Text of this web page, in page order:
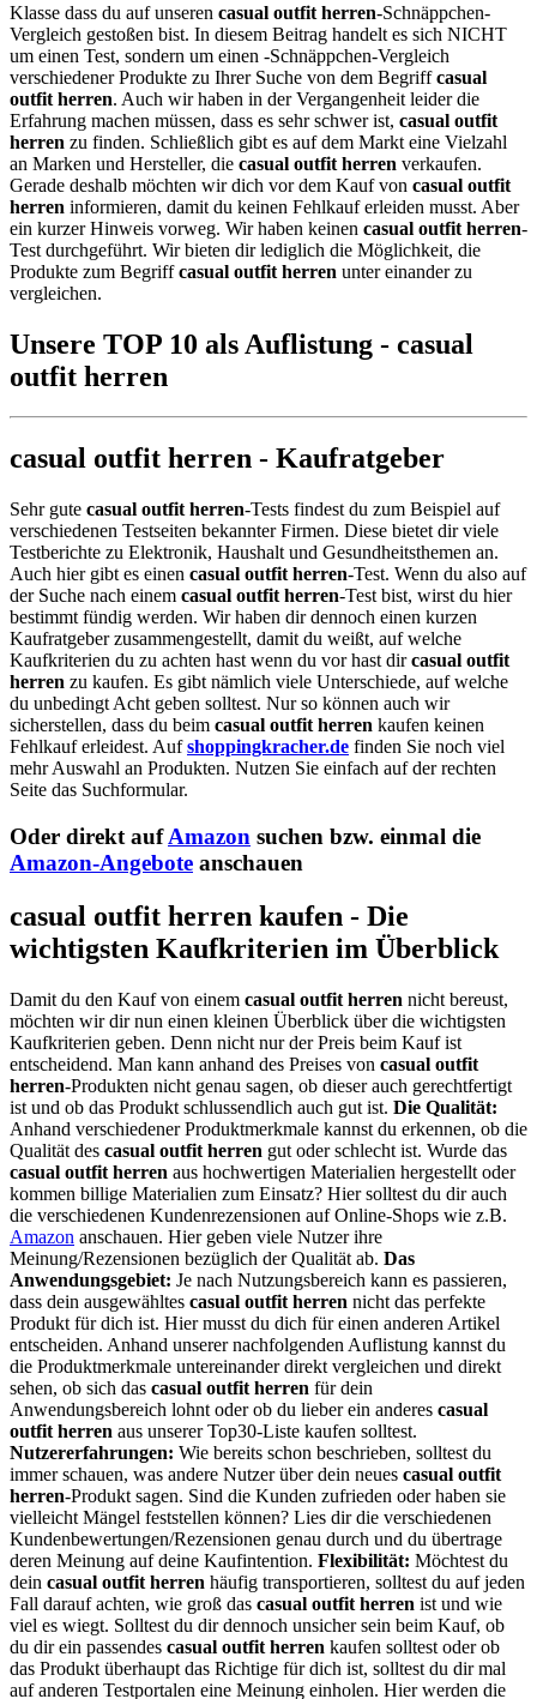
Klasse dass du auf unseren casual outfit herren-Schnäppchen-
Vergleich gestoßen bist. In diesem Beitrag handelt es sich NICHT
um einen Test, sondern um einen -Schnäppchen-Vergleich
verschiedener Produkte zu Ihrer Suche von dem Begriffcasual
outfit herren. Auch wir haben in der Vergangenheit leider die
Erfahrung machen müssen, dass es sehr schwer ist, casual outfit
herren zu finden. Schließlich gibt es auf dem Markt eine Vielzahl
an Marken und Hersteller, die casual outfit herren verkaufen.
Gerade deshalb möchten wir dich vor dem Kauf von casual outfit
herren informieren, damit du keinen Fehlkauf erleiden musst. Aber
ein kurzer Hinweis vorweg. Wir haben keinen casual outfit herren-
Test durchgeführt. Wir bieten dir lediglich die Möglichkeit, die
Produkte zum Begriffcasual outfit herren unter einander zu
vergleichen.
Unsere TOP 10 als Auflistung - casual
outfit herren
casual outfit herren - Kaufratgeber
Sehr gute casual outfit herren-Tests findest du zum Beispiel auf
verschiedenen Testseiten bekannter Firmen. Diese bietet dir viele
Testberichte zu Elektronik, Haushalt und Gesundheitsthemen an.
Auch hier gibt es einen casual outfit herren-Test. Wenn du also auf
der Suche nach einem casual outfit herren-Test bist, wirst du hier
bestimmt fündig werden. Wir haben dir dennoch einen kurzen
Kaufratgeber zusammengestellt, damit du weißt, auf welche
Kaufkriterien du zu achten hast wenn du vor hast dircasual outfit
herren zu kaufen. Es gibt nämlich viele Unterschiede, auf welche
du unbedingt Acht geben solltest. Nur so können auch wir
sicherstellen, dass du beim casual outfit herren kaufen keinen
Fehlkauf erleidest. Aufshoppingkracher.de finden Sie noch viel
mehr Auswahl an Produkten. Nutzen Sie einfach auf der rechten
Seite das Suchformular.
Oder direkt aufAmazon suchen bzw. einmal die
Amazon-Angebote anschauen
casual outfit herren kaufen - Die
wichtigsten Kaufkriterien im Überblick
Damit du den Kauf von einem casual outfit herren nicht bereust,
möchten wir dir nun einen kleinen Überblick über die wichtigsten
Kaufkriterien geben. Denn nicht nur der Preis beim Kauf ist
entscheidend. Man kann anhand des Preises von casual outfit
herren-Produkten nicht genau sagen, ob dieser auch gerechtfertigt
ist und ob das Produkt schlussendlich auch gut ist. Die Qualität:
Anhand verschiedener Produktmerkmale kannst du erkennen, ob die
Qualität des casual outfit herren gut oder schlecht ist. Wurde das
casual outfit herren aus hochwertigen Materialien hergestellt oder
kommen billige Materialien zum Einsatz? Hier solltest du dir auch
die verschiedenen Kundenrezensionen auf Online-Shops wie z.B.
Amazon anschauen. Hier geben viele Nutzer ihre
Meinung/Rezensionen bezüglich der Qualität ab. Das
Anwendungsgebiet: Je nach Nutzungsbereich kann es passieren,
dass dein ausgewähltes casual outfit herren nicht das perfekte
Produkt für dich ist. Hier musst du dich für einen anderen Artikel
entscheiden. Anhand unserer nachfolgenden Auflistung kannst du
die Produktmerkmale untereinander direkt vergleichen und direkt
sehen, ob sich das casual outfit herren für dein
Anwendungsbereich lohnt oder ob du lieber ein anderes casual
outfit herren aus unserer Top30-Liste kaufen solltest.
Nutzererfahrungen: Wie bereits schon beschrieben, solltest du
immer schauen, was andere Nutzer über dein neues casual outfit
herren-Produkt sagen. Sind die Kunden zufrieden oder haben sie
vielleicht Mängel feststellen können? Lies dir die verschiedenen
Kundenbewertungen/Rezensionen genau durch und du übertrage
deren Meinung auf deine Kaufintention. Flexibilität: Möchtest du
dein casual outfit herren häufig transportieren, solltest du auf jeden
Fall darauf achten, wie groß das casual outfit herren ist und wie
viel es wiegt. Solltest du dir dennoch unsicher sein beim Kauf, ob
du dir ein passendes casual outfit herren kaufen solltest oder ob
das Produkt überhaupt das Richtige für dich ist, solltest du dir mal
auf anderen Testportalen eine Meinung einholen. Hier werden die